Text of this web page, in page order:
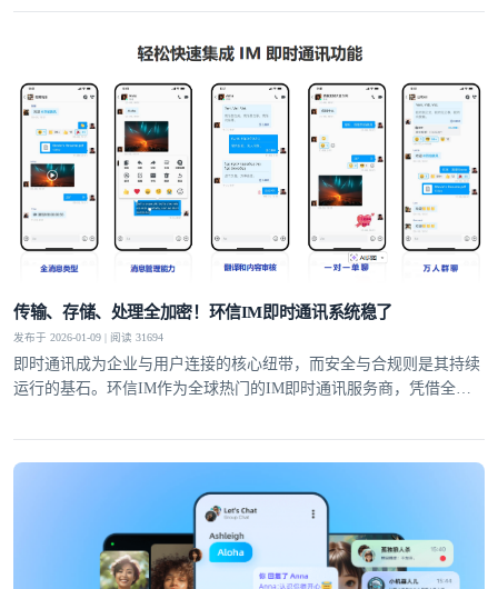
传输、存储、处理全加密！环信IM即时通讯系统稳了
发布于 2026-01-09 | 阅读 31694
即时通讯成为企业与用户连接的核心纽带，而安全与合规则是其持续
运行的基石。环信IM作为全球热门的IM即时通讯服务商，凭借全链
线，成为各行业信赖的选择。